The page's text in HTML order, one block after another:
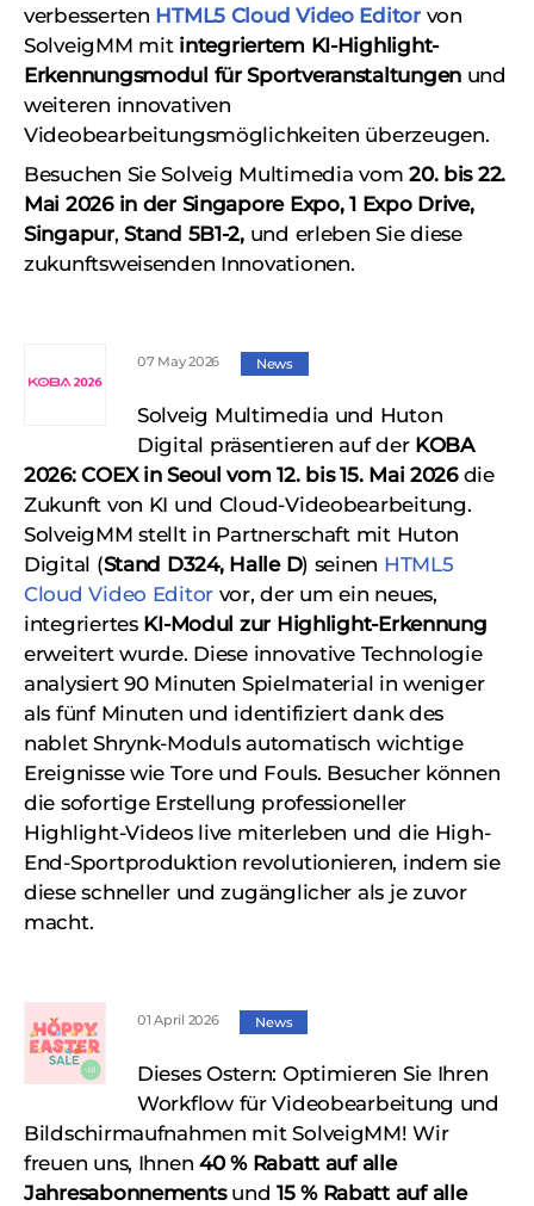
verbesserten HTML5 Cloud Video Editorvon
SolveigMM mit integriertem KI-Highlight-
Erkennungsmodul für Sportveranstaltungenund
weiteren innovativen
Videobearbeitungsmöglichkeiten überzeugen.
Besuchen Sie Solveig Multimedia vom20. bis 22.
Mai 2026 in der Singapore Expo, 1 Expo Drive,
Singapur,Stand 5B1-2,und erleben Sie diese
zukunftsweisenden Innovationen.
07 May 2026 News
Solveig Multimedia und Huton
Digital präsentieren auf der KOBA
2026: COEX in Seoul vom 12. bis 15. Mai 2026die
Zukunft von KI und Cloud-Videobearbeitung.
SolveigMM stellt in Partnerschaft mit Huton
Digital (Stand D324, Halle D) seinen HTML5
Cloud Video Editor vor, der um ein neues,
integriertes KI-Modul zur Highlight-Erkennung
erweitert wurde. Diese innovative Technologie
analysiert 90 Minuten Spielmaterial in weniger
als fünf Minuten und identifiziert dank des
nablet Shrynk-Moduls automatisch wichtige
Ereignisse wie Tore und Fouls. Besucher können
die sofortige Erstellung professioneller
Highlight-Videos live miterleben und die High-
End-Sportproduktion revolutionieren, indem sie
diese schneller und zugänglicher als je zuvor
macht.
01 April 2026 News
Dieses Ostern: Optimieren Sie Ihren
Workflow für Videobearbeitung und
Bildschirmaufnahmen mit SolveigMM! Wir
freuen uns, Ihnen40 % Rabatt auf alle
Jahresabonnementsund 15 % Rabatt auf alle